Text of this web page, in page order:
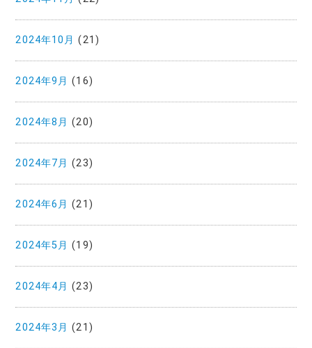
2024年10月 (21)
2024年9月 (16)
2024年8月 (20)
2024年7月 (23)
2024年6月 (21)
2024年5月 (19)
2024年4月 (23)
2024年3月 (21)